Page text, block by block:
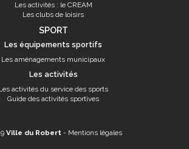
Les activités : le CREAM
Les clubs de loisirs
SPORT
Les équipements sportifs
Les aménagements municipaux
Les activités
activités du service des sports
Guide des activités sportives
Ville du Robert - Mentions légales